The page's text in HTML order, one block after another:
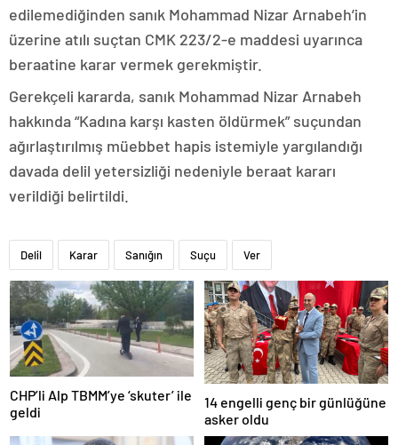
edilemediğinden sanık Mohammad Nizar Arnabeh’in
üzerine atılı suçtan CMK 223/2-e maddesi uyarınca
beraatine karar vermek gerekmiştir.
Gerekçeli kararda, sanık Mohammad Nizar Arnabeh
hakkında “Kadına karşı kasten öldürmek” suçundan
ağırlaştırılmış müebbet hapis istemiyle yargılandığı
davada delil yetersizliği nedeniyle beraat kararı
verildiği belirtildi.
Delil Karar Sanığın Suçu Ver
CHP’li Alp TBMM’ye ‘skuter’ ile
geldi
14 engelli genç bir günlüğüne
asker oldu